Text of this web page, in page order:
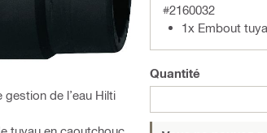
de l’eau Hilti
#2160032
1x Embout
Quantité